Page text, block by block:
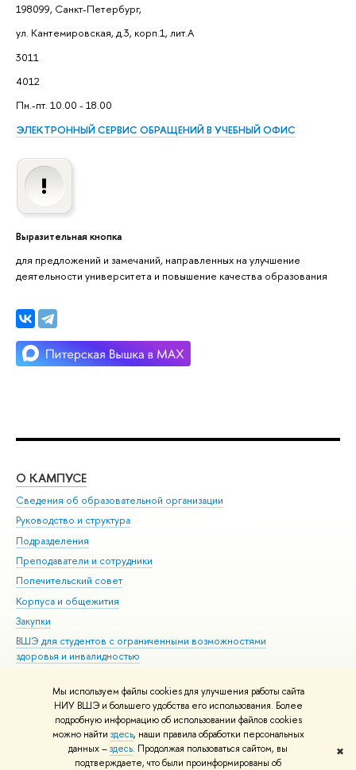
Мы используем файлы cookies для улучшения работы сайта
НИУ ВШЭ и большего удобства его использования. Более
подробную информацию об использовании файлов cookies
можно найти здесь, наши правила обработки персональных
данных –здесь. Продолжая пользоваться сайтом, вы
подтверждаете, что были проинформированы об
✖
198099, Санкт-Петербург,
ул. Кантемировская, д.3, корп.1, лит.А
3011
4012
Пн.-пт. 10.00 - 18.00
ЭЛЕКТРОННЫЙ СЕРВИС ОБРАЩЕНИЙ В УЧЕБНЫЙ ОФИС
Выразительная кнопка
для предложений и замечаний, направленных на улучшение
деятельности университета и повышение качества образования
О КАМПУСЕ
Сведения об образовательной организации
Руководство и структура
Подразделения
Преподаватели и сотрудники
Попечительский совет
Корпуса и общежития
Закупки
ВШЭ для студентов с ограниченными возможностями
здоровья и инвалидностью
Единая платежная страница